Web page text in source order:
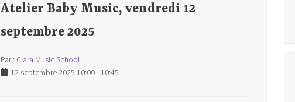
Atelier Baby Music, vendredi 12
septembre 2025
Par : Clara Music School
12 septembre 2025 10:00 - 10:45